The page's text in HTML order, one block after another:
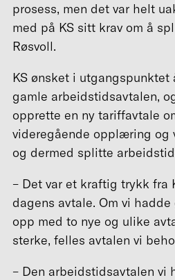
prosess, men det var helt
med på KS sitt krav om å
Røsvoll.
KS ønsket i utgangspunktet
gamle arbeidstidsavtalen,
opprette en ny tariffavtale
videregående opplæring og
og dermed splitte
– Det var et kraftig trykk fra
dagens avtale. Om vi
opp med to nye og ulike
sterke, felles avtalen vi
– Den arbeidstidsavtalen vi